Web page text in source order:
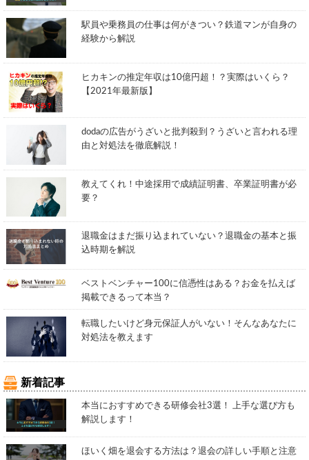
駅員や乗務員の仕事は何がきつい？鉄道マンが自身の
経験から解説
ヒカキンの推定年収は10億円超！？実際はいくら？
【2021年最新版】
dodaの広告がうざいと批判殺到？うざいと言われる理
由と対処法を徹底解説！
教えてくれ！中途採用で成績証明書、卒業証明書が必
要？
退職金はまだ振り込まれていない？退職金の基本と振
込時期を解説
ベストベンチャー100に信憑性はある？お金を払えば
掲載できるって本当？
転職したいけど身元保証人がいない！そんなあなたに
対処法を教えます
新着記事
本当におすすめできる研修会社3選！ 上手な選び方も
解説します！
ほいく畑を退会する方法は？退会の詳しい手順と注意